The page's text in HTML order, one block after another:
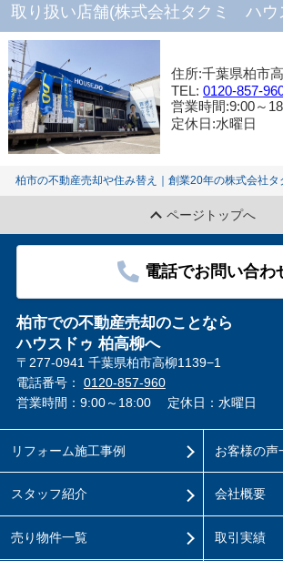
取り扱い店舗(株式会社タクミ ハウ
住所:千葉県柏市
TEL:0120-857-
営業時間:9:00～
定休日:水曜日
柏市の不動産売却や住み替え｜創業20年の株式会社
ページトップへ
電話でお問い合わ
柏市での不動産売却のことなら
ハウスドゥ 柏高柳へ
〒277-0941 千葉県柏市高柳1139−1
電話番号： 0120-857-960
営業時間：9:00～18:00
定休日：水曜日
リフォーム施工事例
スタッフ紹介
売り物件一覧
お客様の声
会社概要
取引実績